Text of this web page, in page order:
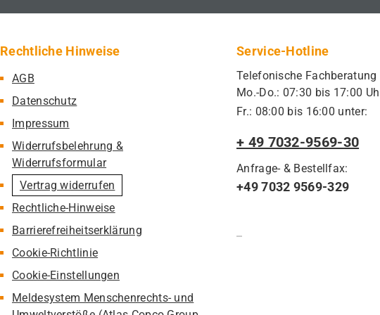
Service-Hotline
Telefonische Fachberatung
Mo.-Do.: 07:30 bis 17:00
Fr.: 08:00 bis 16:00 unter:
+ 49 7032-9569-30
Anfrage- & Bestellfax:
+49 7032 9569-329
Rechtliche Hinweise
AGB
Datenschutz
Impressum
Widerrufsbelehrung &
Widerrufsformular
Vertrag widerrufen
Rechtliche-Hinweise
Barrierefreiheitserklärung
Cookie-Richtlinie
Cookie-Einstellungen
Meldesystem Menschenrechts- und